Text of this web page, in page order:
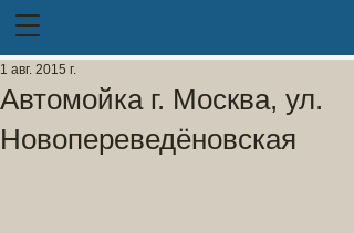
Автомойка г. Москва, ул.
Новопереведёновская
1 авг. 2015 г.